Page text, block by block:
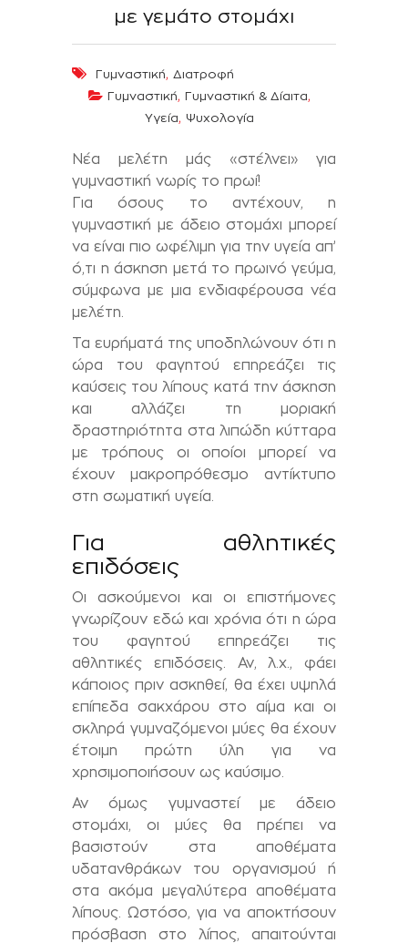
με γεμάτο στομάχι
Γυμναστική, Διατροφή
Γυμναστική, Γυμναστική & Δίαιτα,
Υγεία, Ψυχολογία
Νέα μελέτη μάς «στέλνει» για
γυμναστική νωρίς το πρωί!
Για όσους το αντέχουν, η
γυμναστική με άδειο στομάχι μπορεί
να είναι πιο ωφέλιμη για την υγεία απ’
ό,τι η άσκηση μετά το πρωινό γεύμα,
σύμφωνα με μια ενδιαφέρουσα νέα
μελέτη.
Τα ευρήματά της υποδηλώνουν ότι η
ώρα του φαγητού επηρεάζει τις
καύσεις του λίπους κατά την άσκηση
και αλλάζει τη μοριακή
δραστηριότητα στα λιπώδη κύτταρα
με τρόπους οι οποίοι μπορεί να
έχουν μακροπρόθεσμο αντίκτυπο
στη σωματική υγεία.
Για αθλητικές
επιδόσεις
Οι ασκούμενοι και οι επιστήμονες
γνωρίζουν εδώ και χρόνια ότι η ώρα
του φαγητού επηρεάζει τις
αθλητικές επιδόσεις. Αν, λ.χ., φάει
κάποιος πριν ασκηθεί, θα έχει υψηλά
επίπεδα σακχάρου στο αίμα και οι
σκληρά γυμναζόμενοι μύες θα έχουν
έτοιμη πρώτη ύλη για να
χρησιμοποιήσουν ως καύσιμο.
Αν όμως γυμναστεί με άδειο
στομάχι, οι μύες θα πρέπει να
βασιστούν στα αποθέματα
υδατανθράκων του οργανισμού ή
στα ακόμα μεγαλύτερα αποθέματα
λίπους. Ωστόσο, για να αποκτήσουν
πρόσβαση στο λίπος, απαιτούνται